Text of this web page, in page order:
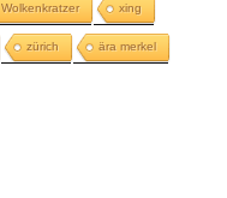
Wolkenkratzer xing
zürich ära merkel